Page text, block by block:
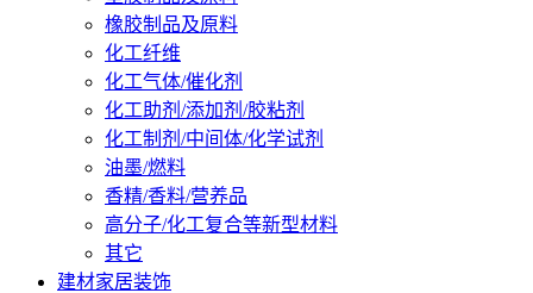
橡胶制品及原料
化工纤维
化工气体/催化剂
化工助剂/添加剂/胶粘剂
化工制剂/中间体/化学试剂
油墨/燃料
香精/香料/营养品
高分子/化工复合等新型材料
其它
建材家居装饰